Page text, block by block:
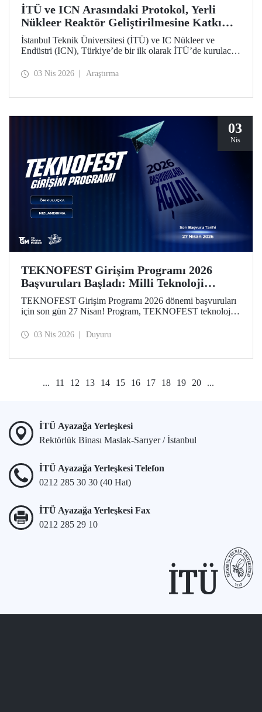
İTÜ ve ICN Arasındaki Protokol, Yerli
Nükleer Reaktör Geliştirilmesine Katkı
Sunacak
İstanbul Teknik Üniversitesi (İTÜ) ve IC Nükleer ve
Endüstri (ICN), Türkiye’de bir ilk olarak İTÜ’de kurulacak
sürecine katkı sağlayacak bir protokolü hayata geçirdi.
03 Nis 2026 Araştırma
03
Nis
TEKNOFEST Girişim Programı 2026
Başvuruları Başladı: Milli Teknoloji
Hamlesi Yeni Girişimlerini Bekliyor!
TEKNOFEST Girişim Programı 2026 dönemi başvuruları
için son gün 27 Nisan! Program, TEKNOFEST teknoloji
kurgulandı. Programın yeni döneminde, girişimlerin
03 Nis 2026 Duyuru
... 11 12 13 14 15 16 17 18 19 20 ...
İTÜ Ayazağa Yerleşkesi
Rektörlük Binası Maslak-Sarıyer / İstanbul
İTÜ Ayazağa Yerleşkesi Telefon
0212 285 30 30 (40 Hat)
İTÜ Ayazağa Yerleşkesi Fax
0212 285 29 10